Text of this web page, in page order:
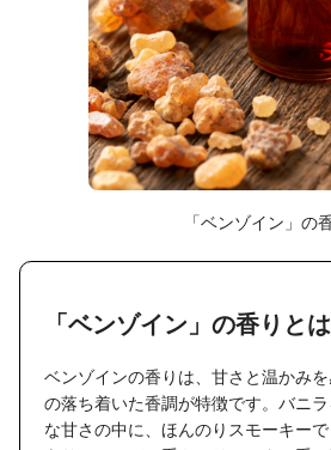
「ベンゾイン」の
「ベンゾイン」の香りとは
ベンゾインの香りは、甘さと温かみ
の落ち着いた香調が特徴です。バニ
な甘さの中に、ほんのりスモーキー